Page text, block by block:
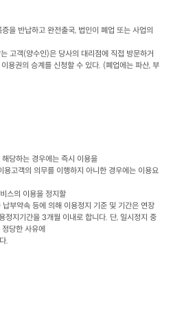
을 반납하고 완전출국, 법인이 폐업 또는 사업의
고객(양수인)은 당사의 대리점에 직접 방문하거
용권의 승계를 신청할 수 있다. (폐업에는 파산, 부
해당하는 경우에는 즉시 이용을
용고객의 의무를 이행하지 아니한 경우에는 이용요
스의 이용을 정지할
부약속 등에 의해 이용정지 기준 및 기간은 연장
정지기간을 3개월 이내로 합니다. 단, 일시정지 중
당한 사유에
.